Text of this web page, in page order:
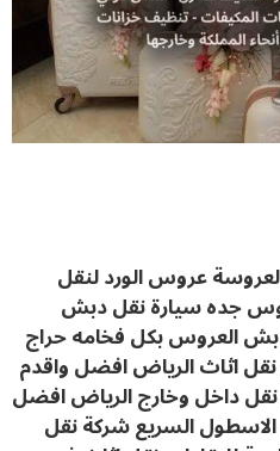
عروس الورد لنقل
جده سيارة نقل دبش
العروس بكل فخامه حراج
اثاث الرياض افضل واقدم
داخل وخارج الرياض افضل
السريع شركة نقل